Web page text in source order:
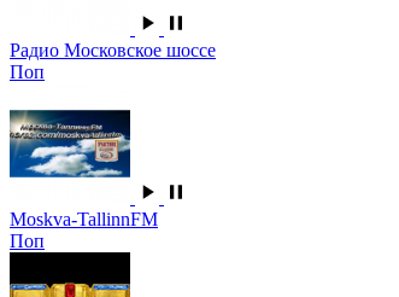
Радио Московское шоссе
Поп
Moskva-TallinnFM
Поп